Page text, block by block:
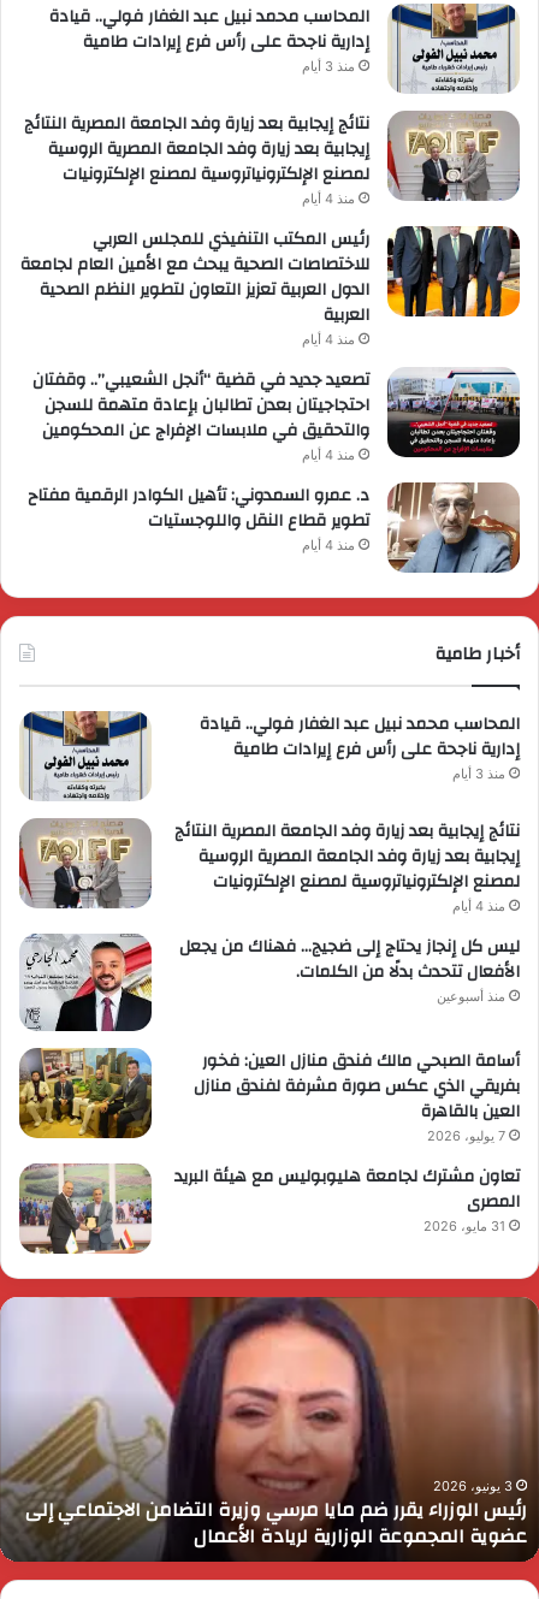
المحاسب محمد نبيل عبد الغفار فولي.. قيادة
إدارية ناجحة على رأس فرع إيرادات طامية
منذ 3 أيام
نتائج إيجابية بعد زيارة وفد الجامعة المصرية النتائج
إيجابية بعد زيارة وفد الجامعة المصرية الروسية
لمصنع الإلكترونياتروسية لمصنع الإلكترونيات
منذ 4 أيام
رئيس المكتب التنفيذي للمجلس العربي
للاختصاصات الصحية يبحث مع الأمين العام لجامعة
الدول العربية تعزيز التعاون لتطوير النظم الصحية
العربية
منذ 4 أيام
تصعيد جديد في قضية “أنجل الشعيبي”.. وقفتان
احتجاجيتان بعدن تطالبان بإعادة متهمة للسجن
والتحقيق في ملابسات الإفراج عن المحكومين
منذ 4 أيام
د. عمرو السمدوني: تأهيل الكوادر الرقمية مفتاح
تطوير قطاع النقل واللوجستيات
منذ 4 أيام
أخبار طامية
المحاسب محمد نبيل عبد الغفار فولي.. قيادة
إدارية ناجحة على رأس فرع إيرادات طامية
منذ 3 أيام
نتائج إيجابية بعد زيارة وفد الجامعة المصرية النتائج
إيجابية بعد زيارة وفد الجامعة المصرية الروسية
لمصنع الإلكترونياتروسية لمصنع الإلكترونيات
منذ 4 أيام
ليس كل إنجاز يحتاج إلى ضجيج… فهناك من يجعل
الأفعال تتحدث بدلًا من الكلمات.
منذ أسبوعين
أسامة الصبحي مالك فندق منازل العين: فخور
بفريقي الذي عكس صورة مشرفة لفندق منازل
العين بالقاهرة
7 يوليو، 2026
تعاون مشترك لجامعة هليوبوليس مع هيئة البريد
المصرى
31 مايو، 2026
رئيس
التضامن
الاجتماعي
إلى
عضوية
المجموعة
3 يونيو، 2026
رئيس الوزراء يقرر ضم مايا مرسي وزيرة التضامن الاجتماعي إلى
عضوية المجموعة الوزارية لريادة الأعمال